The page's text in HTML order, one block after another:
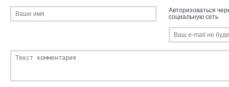
Авторизоваться
социальную сеть